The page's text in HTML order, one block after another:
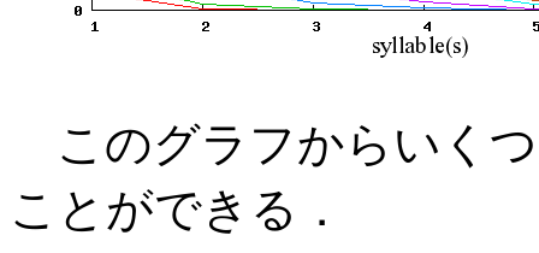
このグラフからいく
ことができる．